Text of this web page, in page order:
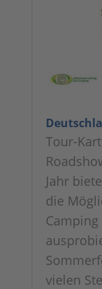
Tour-
Jahr
die
vielen